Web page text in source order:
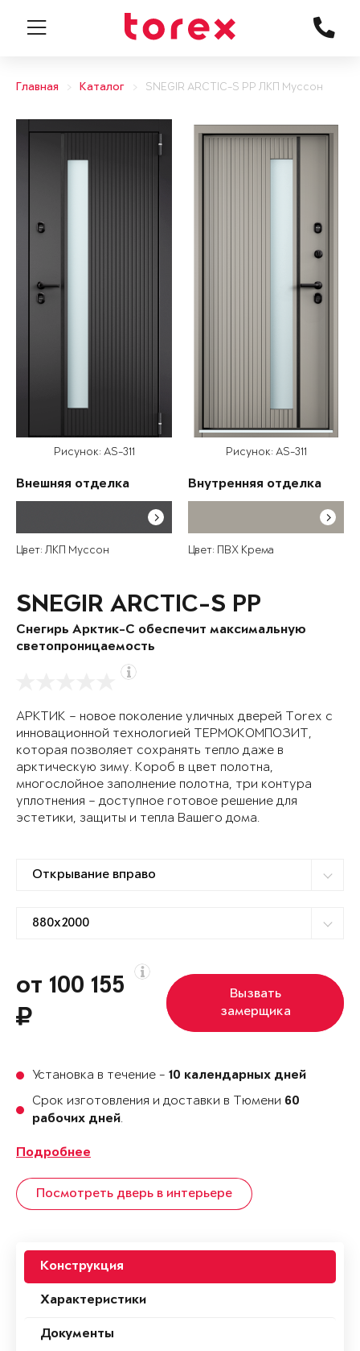
Главная Каталог SNEGIR ARCTIC-S PP ЛКП Муссон
Рисунок: AS-311
Внешняя отделка
Цвет: ЛКП Муссон
Рисунок: AS-311
Внутренняя отделка
Цвет: ПВХ Крема
SNEGIR ARCTIC-S PP
Снегирь Арктик-С обеспечит максимальную
светопроницаемость
АРКТИК – новое поколение уличных дверей Torex с
инновационной технологией ТЕРМОКОМПОЗИТ,
которая позволяет сохранять тепло даже в
арктическую зиму. Короб в цвет полотна,
многослойное заполнение полотна, три контура
уплотнения – доступное готовое решение для
эстетики, защиты и тепла Вашего дома.
от 100 155
Вызвать
замерщика
Установка в течение - 10 календарных дней
Срок изготовления и доставки в Тюмени 60
рабочих дней.
Подробнее
Посмотреть дверь в интерьере
Конструкция
Характеристики
Документы